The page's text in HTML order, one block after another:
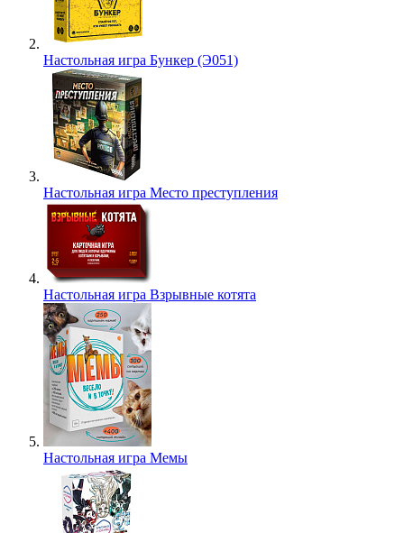
Настольная игра Бункер (Э051)
Настольная игра Место преступления
Настольная игра Взрывные котята
Настольная игра Мемы